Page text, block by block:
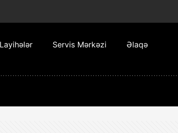
Layihələr Servis Mərkəzi Əlaqə